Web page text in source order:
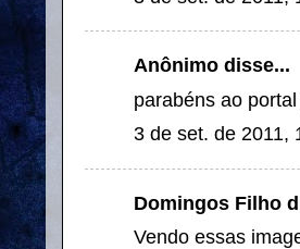
Anônimo disse...
parabéns ao
3 de set. de 2011,
Domingos Filho
Vendo essas